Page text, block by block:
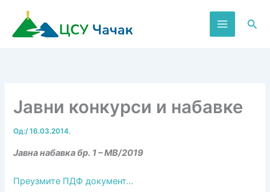
садржај
Јавни конкурси и набавке
Од:/16.03.2014.
Јавна набавка бр. 1 – МВ/2019
Преузмите ПДФ документ…